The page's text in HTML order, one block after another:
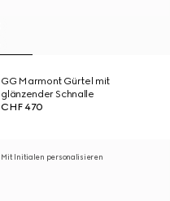
GG Marmont Gürtel mit
glänzender Schnalle
CHF 470
Mit Initialen personalisieren